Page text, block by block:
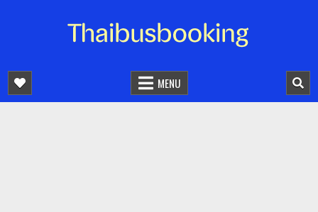
จองตั๋วรถออนไลน์ 24 ชั่วโมง
MENU